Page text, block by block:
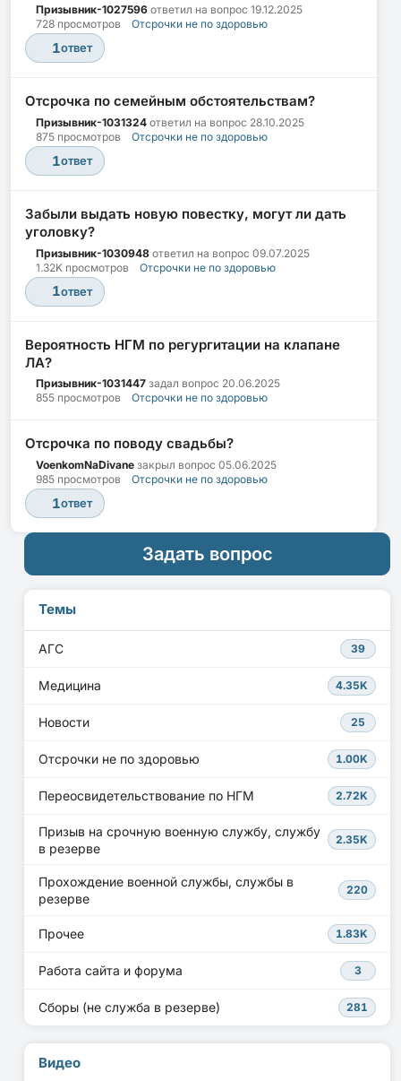
Призывник-1027596 ответил на вопрос 19.12.2025
728 просмотров
Отсрочки не по здоровью
1ответ
Отсрочка по семейным обстоятельствам?
Призывник-1031324 ответил на вопрос 28.10.2025
875 просмотров
Отсрочки не по здоровью
1ответ
Забыли выдать новую повестку, могут ли дать
уголовку?
Призывник-1030948 ответил на вопрос 09.07.2025
1.32K просмотров
Отсрочки не по здоровью
1ответ
Вероятность НГМ по регургитации на клапане
ЛА?
Призывник-1031447 задал вопрос 20.06.2025
855 просмотров
Отсрочки не по здоровью
Отсрочка по поводу свадьбы?
VoenkomNaDivane закрыл вопрос 05.06.2025
985 просмотров
Отсрочки не по здоровью
1ответ
Задать вопрос
Темы
АГС 39
Медицина 4.35K
Новости 25
Отсрочки не по здоровью 1.00K
Переосвидетельствование по НГМ 2.72K
Призыв на срочную военную службу, службу
в резерве
2.35K
Прохождение военной службы, службы в
резерве
220
Прочее 1.83K
Работа сайта и форума 3
Сборы (не служба в резерве) 281
Видео